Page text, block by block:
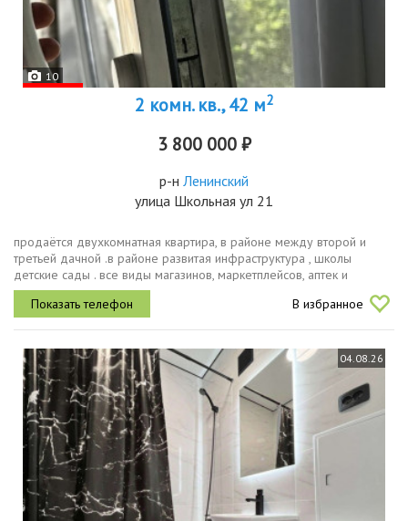
10
2 комн. кв., 42 м2
3 800 000 ₽
р-н Ленинский
улица Школьная ул 21
продаётся двухкомнатная квартира, в районе между второй и
третьей дачной .в районе развитая инфраструктура , школы
детские сады . все виды магазинов, маркетплейсов, аптек и
прочего.в пешей доступности комплекс сокол в котором есть все
для спорта и...
В избранное
04.08.26